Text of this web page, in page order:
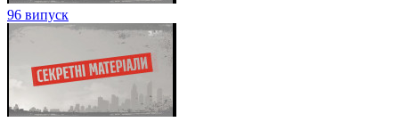
106 випуск